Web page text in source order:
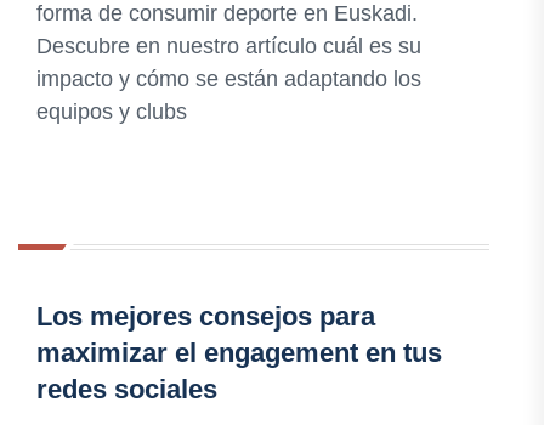
forma de consumir deporte en Euskadi.
Descubre en nuestro artículo cuál es su
impacto y cómo se están adaptando los
equipos y clubs
Los mejores consejos para
maximizar el engagement en tus
redes sociales